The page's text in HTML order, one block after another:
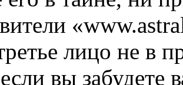
лицо не в
вы